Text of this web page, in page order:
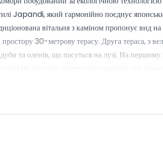
Japandi, який гармонійно поєднує
вітальня з каміном пропонує вид на
30-метрову терасу. Друга тераса, з
дуби та оленів, що пасуться на лузі. На
другому поверсі розташовані три
з видом на гори Ізерські або лісові пагорби,
гарячий джакузі, до якого можна перейти